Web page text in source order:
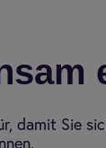
damit Sie